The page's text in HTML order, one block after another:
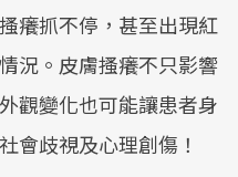
癢抓不停，甚至出現紅
況。皮膚搔癢不只影響
觀變化也可能讓患者身
會歧視及心理創傷！